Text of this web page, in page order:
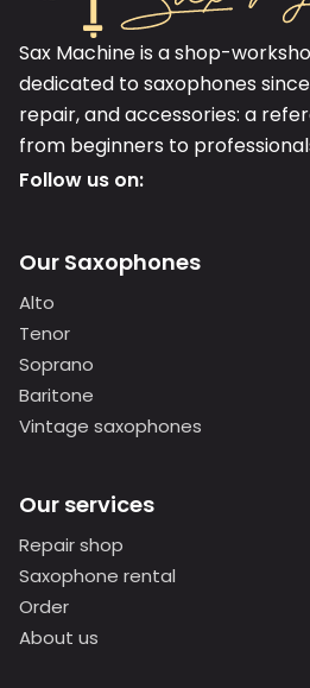
Sax Machine is a shop-
dedicated to saxophones since
repair, and accessories: a
from beginners to
Follow us on:
Our Saxophones
Alto
Tenor
Soprano
Baritone
Vintage saxophones
Our services
Repair shop
Saxophone rental
Order
About us